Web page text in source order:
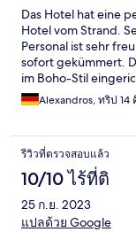
Das Hotel hat eine
Hotel vom Strand.
Personal ist sehr
sofort gekümmert.
im Boho-Stil
war hervorragend.
werden super
sind rundum
Alexandros, ทริป 14
รีวิวที่ตรวจสอบแล้ว
10/10 ไร้ที่ติ
25 ก.ย. 2023
แปลด้วย Google